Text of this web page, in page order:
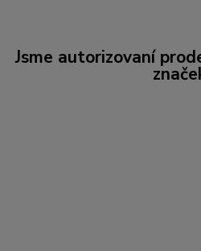
Jsme autorizovaní